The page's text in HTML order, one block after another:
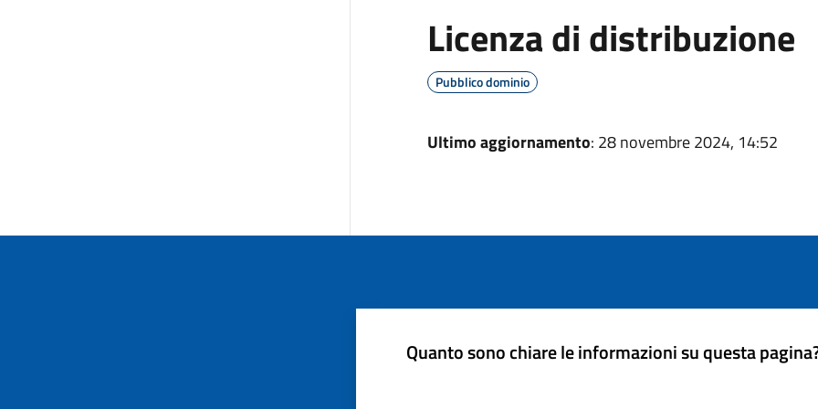
Licenza di distribuzione
Pubblico dominio
Ultimo aggiornamento: 28 novembre 2024, 14:52
Quanto sono chiare le informazioni su questa